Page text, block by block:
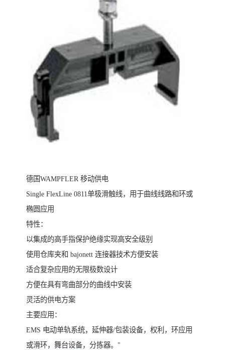
德国WAMPFLER 移动供电
Single FlexLine 0811单极滑触线，用于曲线线路和环或
椭圆应用
特性：
以集成的高手指保护绝缘实现高安全级别
使用仓库夹和 bajonett 连接器技术方便安装
适合复杂应用的无限极数设计
方便在具有弯曲部分的曲线中安装
灵活的供电方案
主要应用：
EMS 电动单轨系统，延伸器/包装设备，权利，环应用
或滑环，舞台设备，分拣器。"